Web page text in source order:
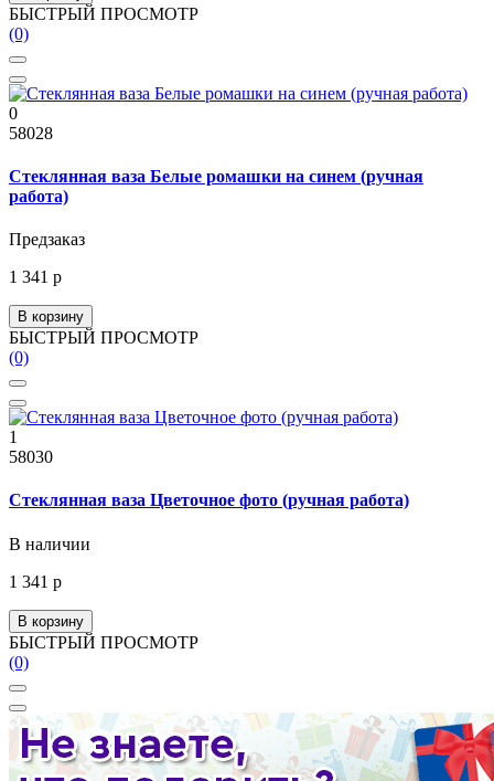
БЫСТРЫЙ ПРОСМОТР
(0)
0
58028
Стеклянная ваза Белые ромашки на синем (ручная
работа)
Предзаказ
1 341 р
В корзину
БЫСТРЫЙ ПРОСМОТР
(0)
1
58030
Стеклянная ваза Цветочное фото (ручная работа)
В наличии
1 341 р
В корзину
БЫСТРЫЙ ПРОСМОТР
(0)